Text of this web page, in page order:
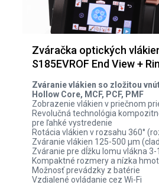
Zváračka optických
S185EVROF End View +
Zváranie vlákien so zložitou
Hollow Core, MCF, PCF, PMF
Zobrazenie vlákien v priečnom
Revolučná technológia
pre ľahké vystredenie
Rotácia vlákien v rozsahu 360°
Zváranie vlákien 125-500 µm
Zváranie pre dĺžku lomu vlákna
Kompaktné rozmery a nízka
Možnosť prevádzky z batérie
Vzdialené ovládanie cez Wi-Fi